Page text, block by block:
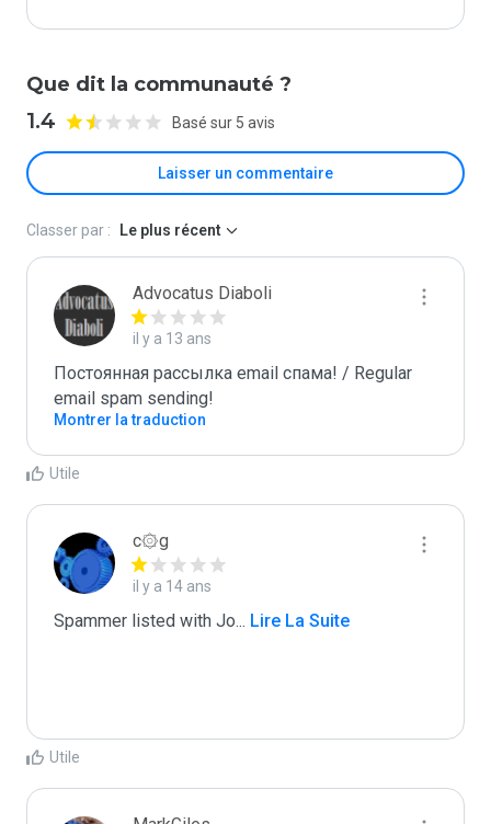
Que dit la communauté ?
1.4 Basé sur 5 avis
Laisser un commentaire
Classer par : Le plus récent
Advocatus Diaboli
il y a 13 ans
Постоянная рассылка email спама! / Regular
email spam sending!
Montrer la traduction
Utile
c۞g
il y a 14 ans
Spammer listed with Jo... Lire La Suite
Utile